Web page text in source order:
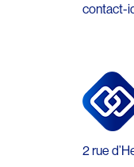
contact-
2 rue